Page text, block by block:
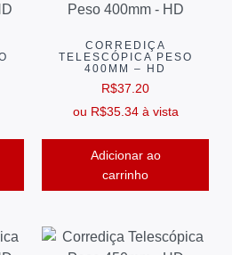
CORREDIÇA
TELESCÓPICA PESO
400MM – HD
R$37.20
ou R$35.34 à vista
Adicionar ao
carrinho